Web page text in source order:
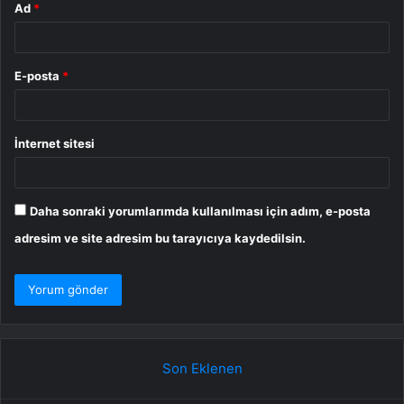
Ad *
E-posta *
İnternet sitesi
Daha sonraki yorumlarımda kullanılması için adım, e-posta
adresim ve site adresim bu tarayıcıya kaydedilsin.
Son Eklenen